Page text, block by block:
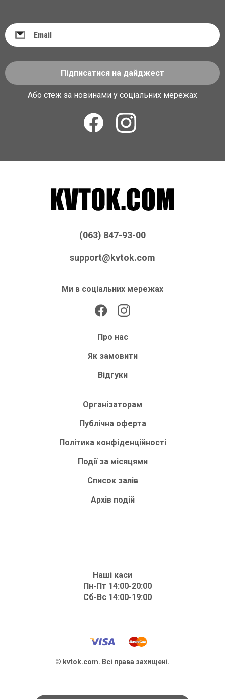
Підписатися на дайджест
Або стеж за новинами у соціальних мережах
(063) 847-93-00
support@kvtok.com
Ми в соціальних мережах
Про нас
Як замовити
Відгуки
Організаторам
Публічна оферта
Політика конфіденційності
Події за місяцями
Список залів
Архів подій
Наші каси
Пн-Пт 14:00-20:00
Сб-Вс 14:00-19:00
© kvtok.com. Всі права захищені.